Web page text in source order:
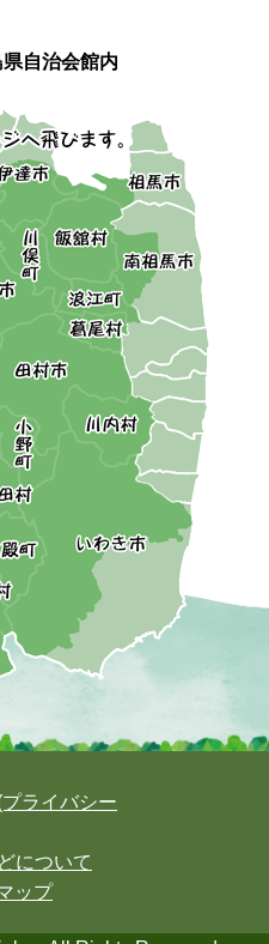
自治会館内
ライバシー
について
ップ